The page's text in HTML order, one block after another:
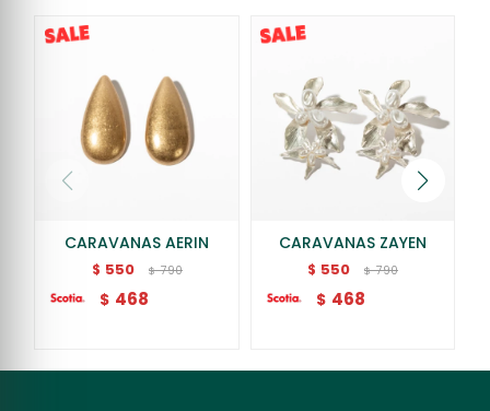
CARAVANAS AERIN
$ 550 $ 790
$ 468
CARAVANAS ZAYEN
$ 550 $ 790
$ 468